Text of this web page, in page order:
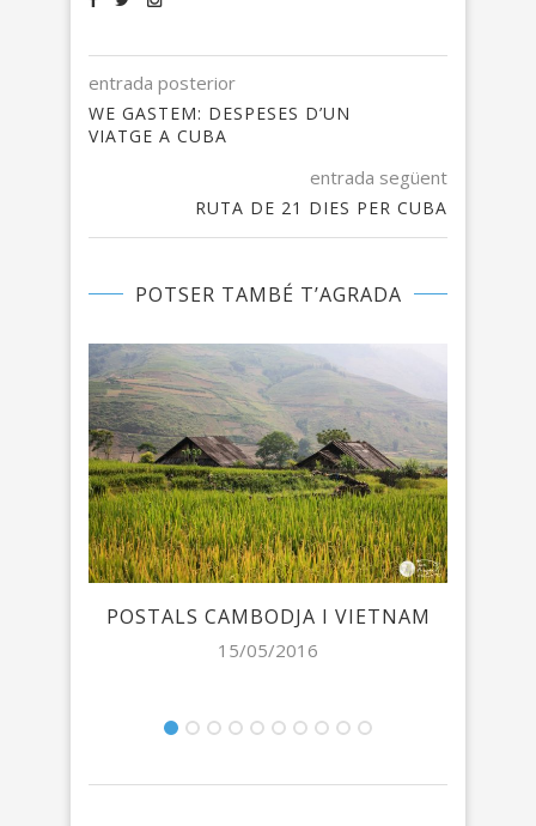
entrada posterior
WE GASTEM: DESPESES D’UN
VIATGE A CUBA
entrada següent
RUTA DE 21 DIES PER CUBA
POTSER TAMBÉ T’AGRADA
POSTALS CAMBODJA I VIETNAM
15/05/2016